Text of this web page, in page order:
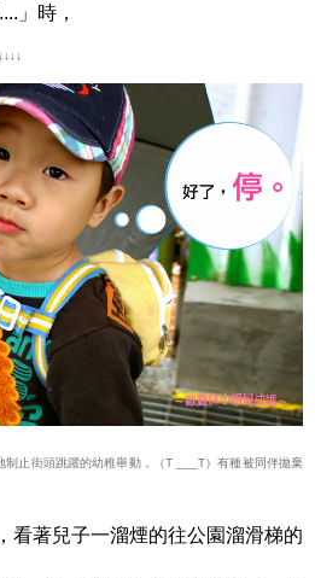
」時，
止街頭跳躍的幼稚舉動，（T ___T）有種被同伴拋棄
看著兒子一溜煙的往公園溜滑梯的